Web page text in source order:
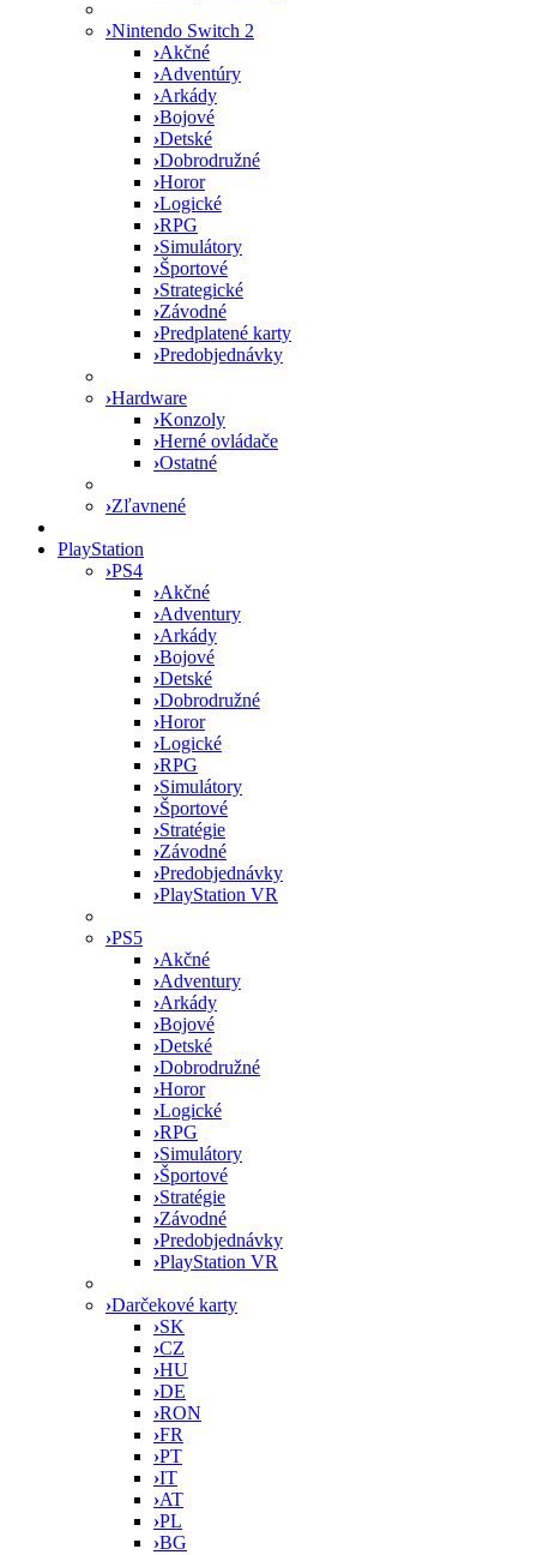
›Nintendo Switch 2
›Akčné
›Adventúry
›Arkády
›Bojové
›Detské
›Dobrodružné
›Horor
›Logické
›RPG
›Simulátory
›Športové
›Strategické
›Závodné
›Predplatené karty
›Predobjednávky
›Hardware
›Konzoly
›Herné ovládače
›Ostatné
›Zľavnené
PlayStation
›PS4
›Akčné
›Adventury
›Arkády
›Bojové
›Detské
›Dobrodružné
›Horor
›Logické
›RPG
›Simulátory
›Športové
›Stratégie
›Závodné
›Predobjednávky
›PlayStation VR
›PS5
›Akčné
›Adventury
›Arkády
›Bojové
›Detské
›Dobrodružné
›Horor
›Logické
›RPG
›Simulátory
›Športové
›Stratégie
›Závodné
›Predobjednávky
›PlayStation VR
›Darčekové karty
›SK
›CZ
›HU
›DE
›RON
›FR
›PT
›IT
›AT
›PL
›BG